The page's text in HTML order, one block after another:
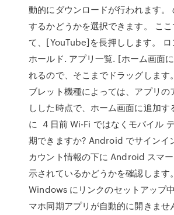
動的にダウンロードが行われます。
するかどうかを選択できます。 こ
て、[YouTube]を長押しします。 ロ
ホールド. アプリ一覧. [ホーム画面
れるので、そこまでドラッグします
ブレット機種によっては、アプリの
しした時点で、ホーム画面に追加す
に 4 日前 Wi-Fi ではなくモバイル
期できますか? Android でサインイ
カウント情報の下に Android スマ
示されているかどうかを確認しま
Windows にリンクのセットアップ
マホ同期アプリが自動的に開きませ